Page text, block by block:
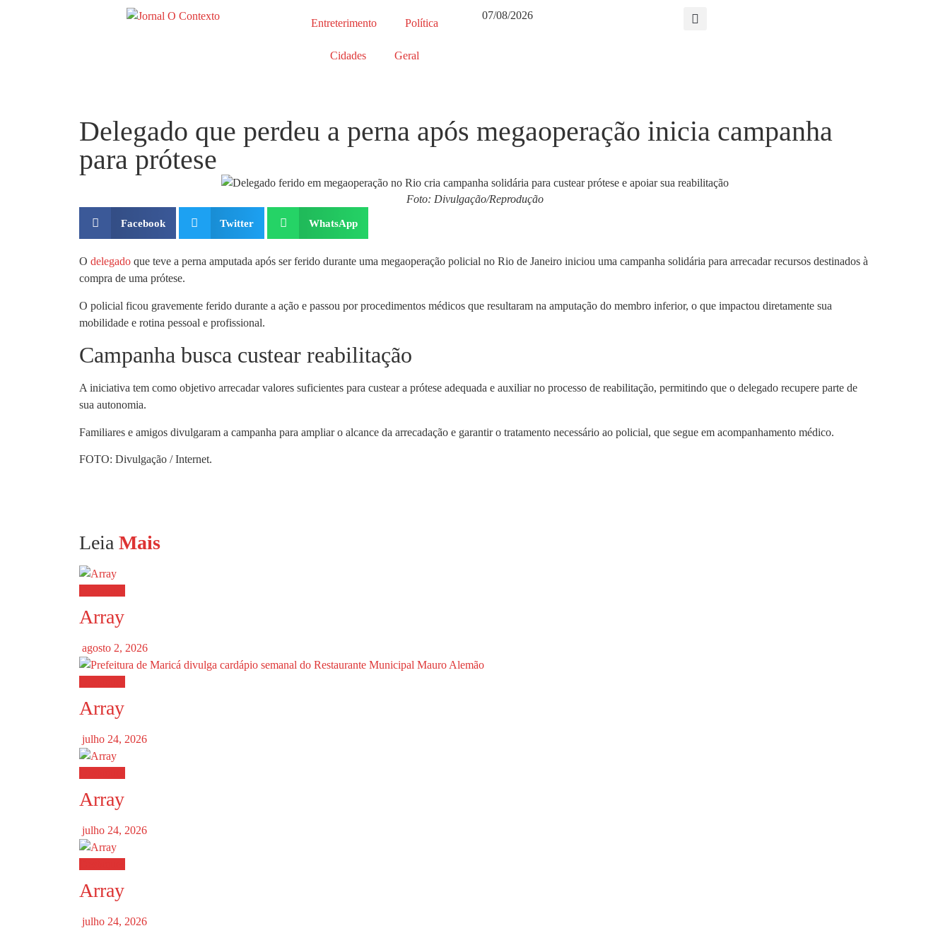
Entreterimento Política
Cidades Geral
07/08/2026
Delegado que perdeu a perna após megaoperação inicia campanha
para prótese
Foto: Divulgação/Reprodução
Facebook Twitter WhatsApp
O delegado que teve a perna amputada após ser ferido durante uma megaoperação policial no Rio de Janeiro iniciou uma campanha solidária para arrecadar recursos destinados à
compra de uma prótese.
O policial ficou gravemente ferido durante a ação e passou por procedimentos médicos que resultaram na amputação do membro inferior, o que impactou diretamente sua
mobilidade e rotina pessoal e profissional.
Campanha busca custear reabilitação
A iniciativa tem como objetivo arrecadar valores suficientes para custear a prótese adequada e auxiliar no processo de reabilitação, permitindo que o delegado recupere parte de
sua autonomia.
Familiares e amigos divulgaram a campanha para ampliar o alcance da arrecadação e garantir o tratamento necessário ao policial, que segue em acompanhamento médico.
FOTO: Divulgação / Internet.
Leia Mais
Array
agosto 2, 2026
Array
julho 24, 2026
Array
julho 24, 2026
Array
julho 24, 2026